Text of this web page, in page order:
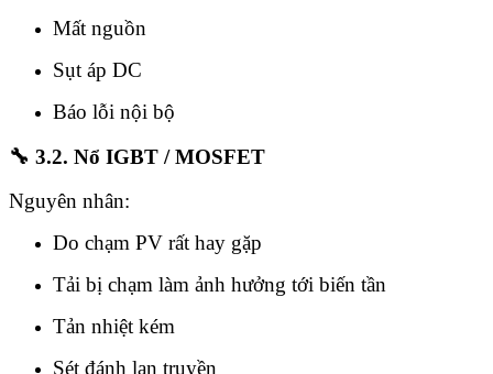
Mất nguồn
Sụt áp DC
Báo lỗi nội bộ
🔧 3.2. Nổ IGBT / MOSFET
Nguyên nhân:
Do chạm PV rất hay gặp
Tải bị chạm làm ảnh hưởng tới biến tần
Tản nhiệt kém
Sét đánh lan truyền